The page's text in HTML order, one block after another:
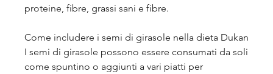
proteine, fibre, grassi sani e fibre.
Come includere i semi di girasole nella dieta Dukan
I semi di girasole possono essere consumati da soli
come spuntino o aggiunti a vari piatti per